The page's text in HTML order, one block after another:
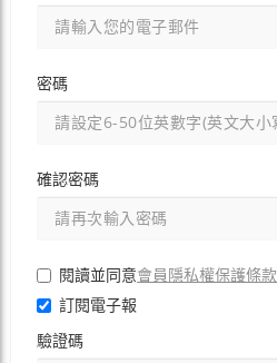
密碼
確認密碼
閱讀並同意會員隱私權保護條款
訂閱電子報
驗證碼